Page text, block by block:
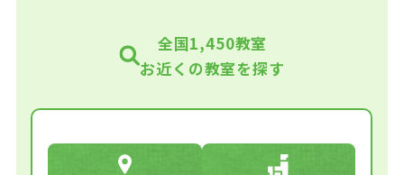
全国1,450教室
お近くの教室を探す